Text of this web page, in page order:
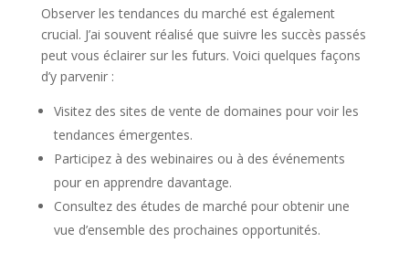
Observer les tendances du marché est également
crucial. J’ai souvent réalisé que suivre les succès passés
peut vous éclairer sur les futurs. Voici quelques façons
d’y parvenir :
Visitez des sites de vente de domaines pour voir les
tendances émergentes.
Participez à des webinaires ou à des événements
pour en apprendre davantage.
Consultez des études de marché pour obtenir une
vue d’ensemble des prochaines opportunités.